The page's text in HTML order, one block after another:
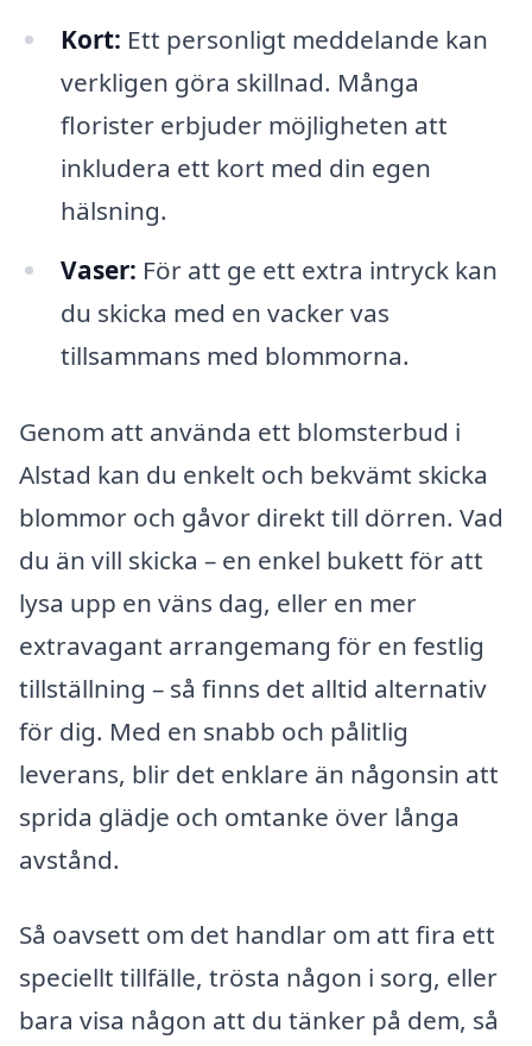
Kort: Ett personligt meddelande kan
verkligen göra skillnad. Många
florister erbjuder möjligheten att
inkludera ett kort med din egen
hälsning.
Vaser: För att ge ett extra intryck kan
du skicka med en vacker vas
tillsammans med blommorna.
Genom att använda ett blomsterbud i
Alstad kan du enkelt och bekvämt skicka
blommor och gåvor direkt till dörren. Vad
du än vill skicka – en enkel bukett för att
lysa upp en väns dag, eller en mer
extravagant arrangemang för en festlig
tillställning – så finns det alltid alternativ
för dig. Med en snabb och pålitlig
leverans, blir det enklare än någonsin att
sprida glädje och omtanke över långa
avstånd.
Så oavsett om det handlar om att fira ett
speciellt tillfälle, trösta någon i sorg, eller
bara visa någon att du tänker på dem, så